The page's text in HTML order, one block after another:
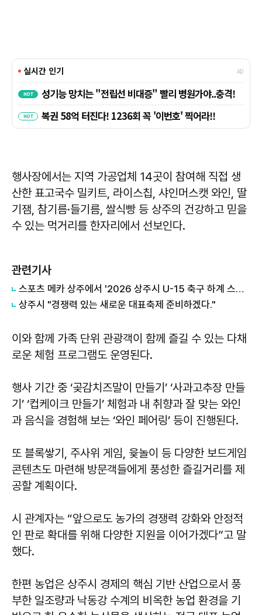
행사장에서는 지역 가공업체 14곳이 참여해 직접 생
산한 표고국수 밀키트, 라이스칩, 샤인머스캣 와인, 딸
기잼, 참기름·들기름, 쌀식빵 등 상주의 건강하고 믿을
수 있는 먹거리를 한자리에서 선보인다.
관련기사
스포츠 메카 상주에서 '2026 상주시 U-15 축구 하계 스토브리그' 개최
상주시 "경쟁력 있는 새로운 대표축제 준비하겠다."
이와 함께 가족 단위 관광객이 함께 즐길 수 있는 다채
로운 체험 프로그램도 운영된다.
행사 기간 중 ‘곶감치즈말이 만들기’ ‘사과고추장 만들
기’ ‘컵케이크 만들기’ 체험과 내 취향과 잘 맞는 와인
과 음식을 경험해 보는 ‘와인 페어링’ 등이 진행된다.
또 블록쌓기, 주사위 게임, 윷놀이 등 다양한 보드게임
콘텐츠도 마련해 방문객들에게 풍성한 즐길거리를 제
공할 계획이다.
시 관계자는 “앞으로도 농가의 경쟁력 강화와 안정적
인 판로 확대를 위해 다양한 지원을 이어가겠다”고 말
했다.
한편 농업은 상주시 경제의 핵심 기반 산업으로서 풍
부한 일조량과 낙동강 수계의 비옥한 농업 환경을 기